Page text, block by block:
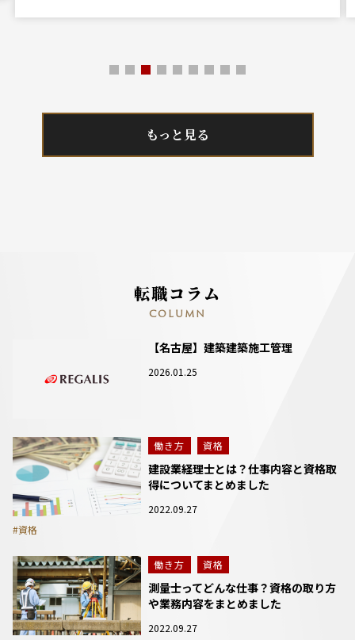
もっと見る
転職コラム
COLUMN
【名古屋】建築建築施工管理
2026.01.25
働き方 資格
建設業経理士とは？仕事内容と資格取
得についてまとめました
2022.09.27
#資格
働き方 資格
測量士ってどんな仕事？資格の取り方
や業務内容をまとめました
2022.09.27